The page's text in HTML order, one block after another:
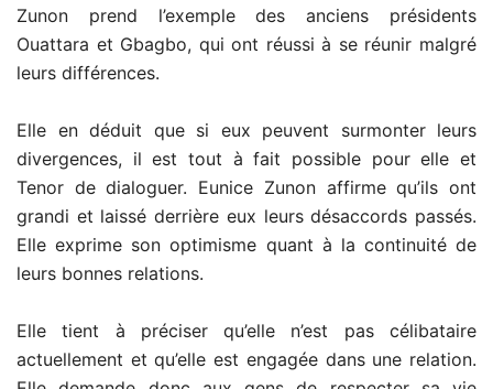
Zunon prend l’exemple des anciens présidents
Ouattara et Gbagbo, qui ont réussi à se réunir malgré
leurs différences.
Elle en déduit que si eux peuvent surmonter leurs
divergences, il est tout à fait possible pour elle et
Tenor de dialoguer. Eunice Zunon affirme qu’ils ont
grandi et laissé derrière eux leurs désaccords passés.
Elle exprime son optimisme quant à la continuité de
leurs bonnes relations.
Elle tient à préciser qu’elle n’est pas célibataire
actuellement et qu’elle est engagée dans une relation.